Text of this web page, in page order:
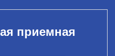
приемная